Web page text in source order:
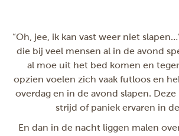
“Oh, jee, ik kan vast weer niet
die bij veel mensen al in de avond
al moe uit het bed komen en
opzien voelen zich vaak futloos en
overdag en in de avond slapen.
strijd of paniek ervaren in
En dan in de nacht liggen malen